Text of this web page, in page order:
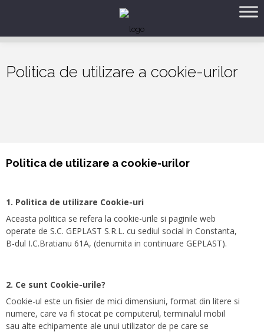
Politica de utilizare a cookie-urilor
Politica de utilizare a cookie-urilor
1. Politica de utilizare Cookie-uri
Aceasta politica se refera la cookie-urile si paginile web
operate de S.C. GEPLAST S.R.L. cu sediul social in Constanta,
B-dul I.C.Bratianu 61A, (denumita in continuare GEPLAST).
2. Ce sunt Cookie-urile?
Cookie-ul este un fisier de mici dimensiuni, format din litere si
numere, care va fi stocat pe computerul, terminalul mobil
sau alte echipamente ale unui utilizator de pe care se